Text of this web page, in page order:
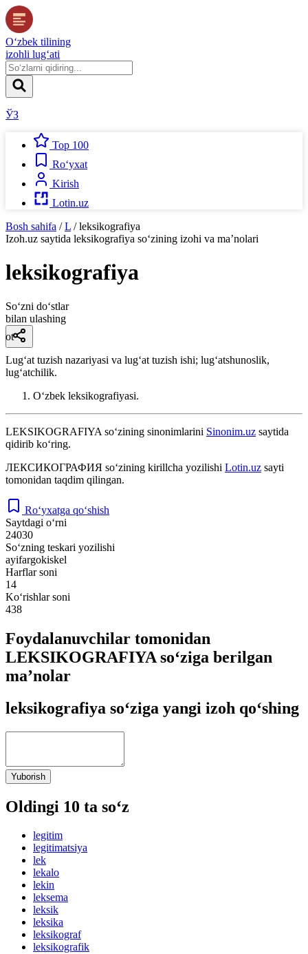
O‘zbek tilining
izohli lug‘ati
ЎЗ
Top 100
Ro‘yxat
Kirish
Lotin.uz
Bosh sahifa / L / leksikografiya
Izoh.uz saytida leksikografiya so‘zining izohi va ma’nolari
leksikografiya
So‘zni do‘stlar
bilan ulashing
ot
Lugʻat tuzish nazariyasi va lugʻat tuzish ishi; lugʻatshunoslik,
lugʻatchilik.
Oʻzbek leksikografiyasi.
LEKSIKOGRAFIYA so‘zining sinonimlarini Sinonim.uz saytida
qidirib ko‘ring.
ЛЕКСИКОГРАФИЯ so‘zining kirillcha yozilishi Lotin.uz sayti
tomonidan taqdim qilingan.
Ro‘yxatga qo‘shish
Saytdagi o‘rni
24030
So‘zning teskari yozilishi
ayifargokiskel
Harflar soni
14
Ko‘rishlar soni
438
Foydalanuvchilar tomonidan
LEKSIKOGRAFIYA so‘ziga berilgan
ma’nolar
leksikografiya so‘ziga yangi izoh qo‘shing
Yuborish
Oldingi 10 ta so‘z
legitim
legitimatsiya
lek
lekalo
lekin
leksema
leksik
leksika
leksikograf
leksikografik